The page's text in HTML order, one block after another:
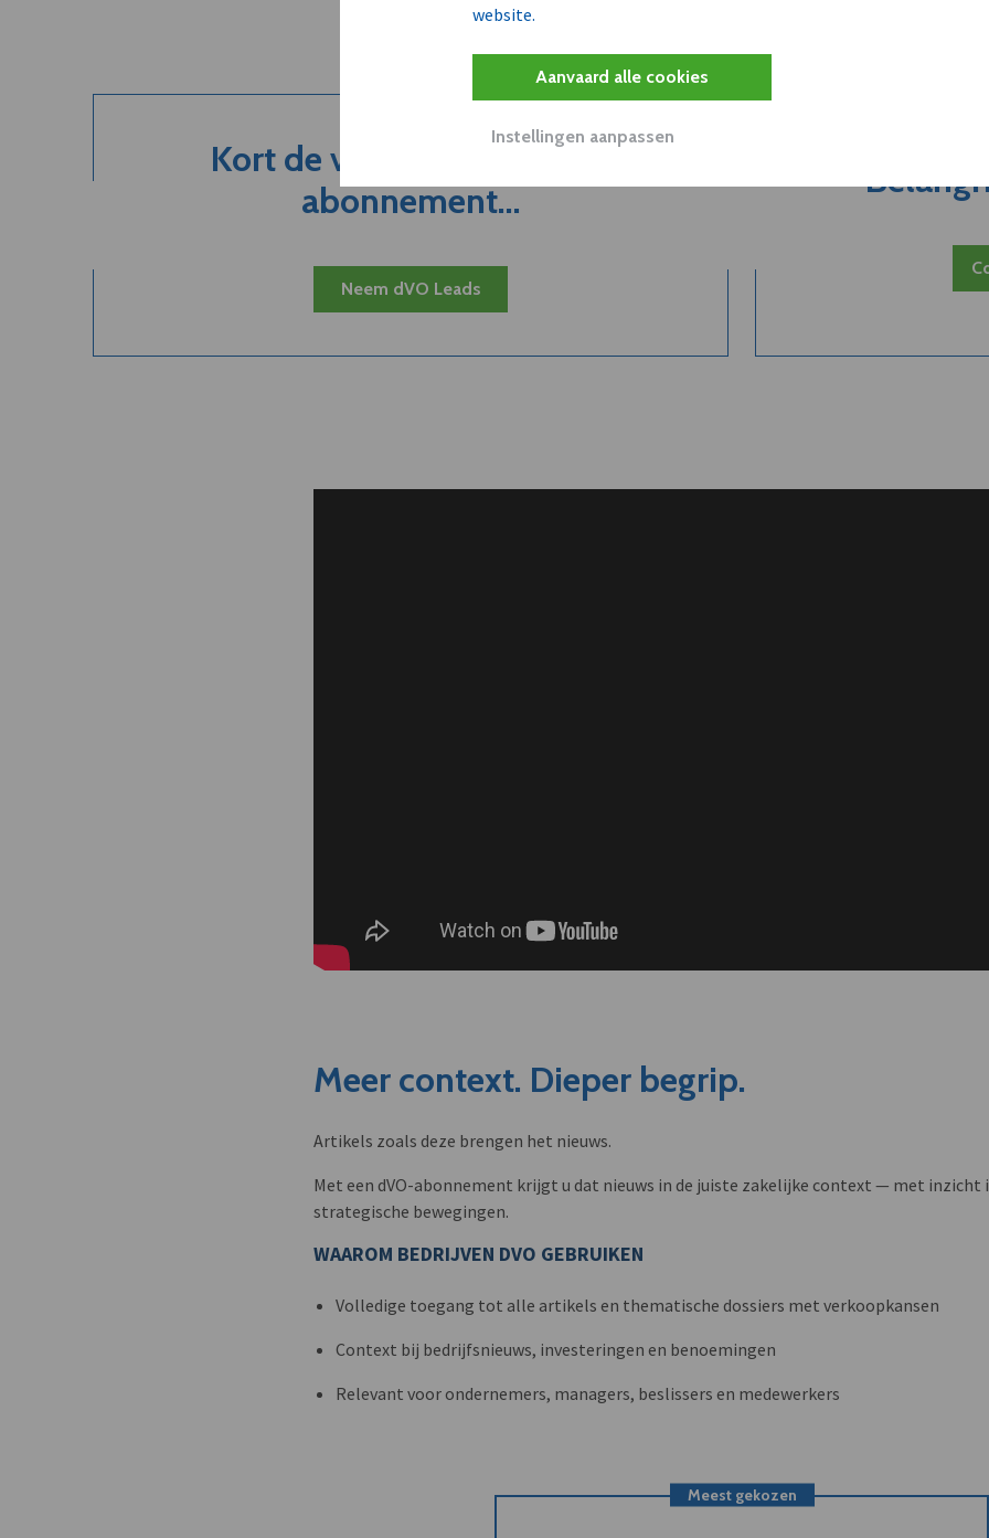
website.
Aanvaard alle cookies
Instellingen aanpassen
Kort de voordelen van een
abonnement...
Neem dVO Leads
Meer context. Dieper begrip.
Artikels zoals deze brengen het nieuws.
Met een dVO-abonnement krijgt u dat nieuws in de juiste zakelijke context — met inzicht
strategische bewegingen.
WAAROM BEDRIJVEN DVO GEBRUIKEN
Volledige toegang tot alle artikels en thematische dossiers met verkoopkansen
Context bij bedrijfsnieuws, investeringen en benoemingen
Relevant voor ondernemers, managers, beslissers en medewerkers
Meest gekozen